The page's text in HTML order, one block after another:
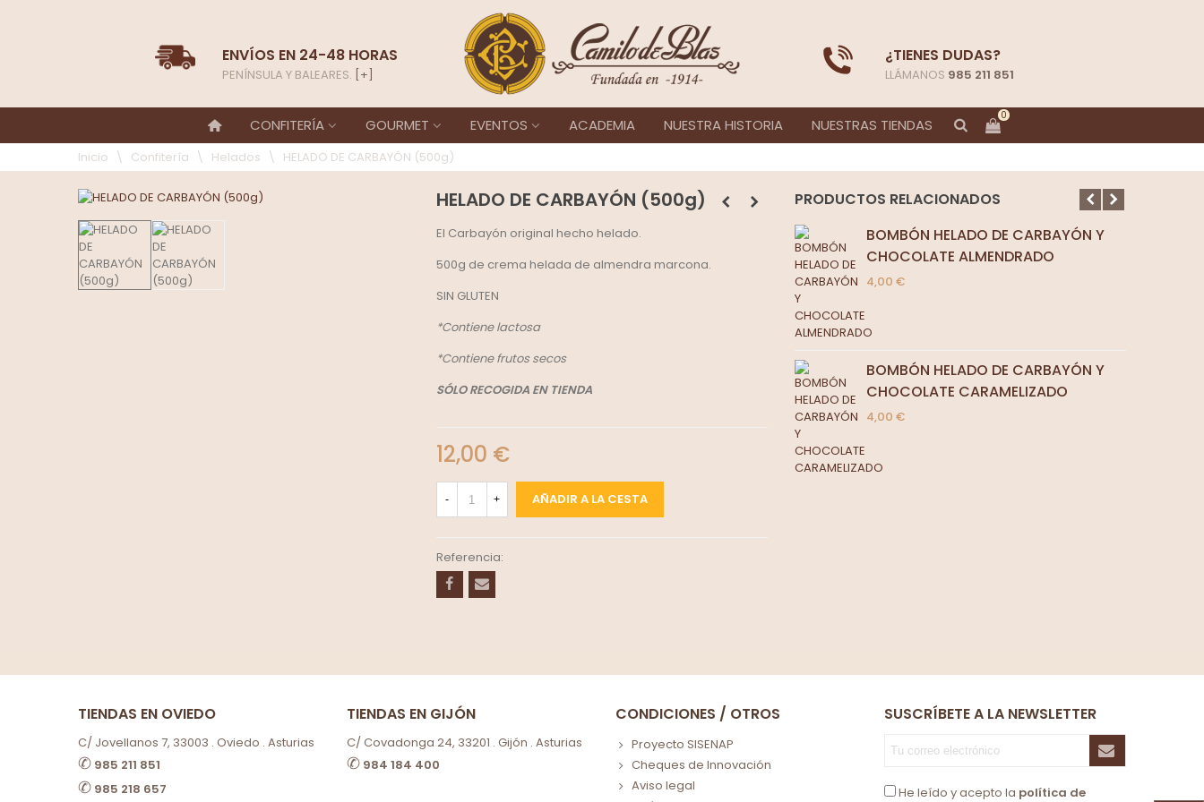
ENVÍOS EN 24-48 HORAS
PENÍNSULA Y BALEARES. [+]
¿TIENES DUDAS?
LLÁMANOS 985 211 851
CONFITERÍA GOURMET EVENTOS ACADEMIA NUESTRA HISTORIA NUESTRAS TIENDAS
0
Inicio \ Confitería \ Helados \ HELADO DE CARBAYÓN (500g)
HELADO DE CARBAYÓN (500g)
El Carbayón original hecho helado.
500g de crema helada de almendra marcona.
SIN GLUTEN
*Contiene lactosa
*Contiene frutos secos
SÓLO RECOGIDA EN TIENDA
12,00 €
- + AÑADIR A LA CESTA
Referencia:
PRODUCTOS RELACIONADOS
BOMBÓN HELADO DE CARBAYÓN Y
CHOCOLATE ALMENDRADO
4,00 €
BOMBÓN HELADO DE CARBAYÓN Y
CHOCOLATE CARAMELIZADO
4,00 €
TIENDAS EN OVIEDO
C/ Jovellanos 7, 33003 . Oviedo . Asturias
✆ 985 211 851
✆ 985 218 657
TIENDAS EN GIJÓN
C/ Covadonga 24, 33201 . Gijón . Asturias
✆ 984 184 400
CONDICIONES / OTROS
Proyecto SISENAP
Cheques de Innovación
Aviso legal
SUSCRÍBETE A LA NEWSLETTER
He leído y acepto la política de